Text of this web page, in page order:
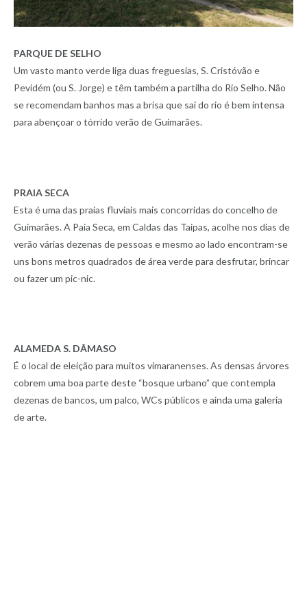
PARQUE DE SELHO
Um vasto manto verde liga duas freguesias, S. Cristóvão e
Pevidém (ou S. Jorge) e têm também a partilha do Rio Selho. Não
se recomendam banhos mas a brisa que sai do rio é bem intensa
para abençoar o tórrido verão de Guimarães.
PRAIA SECA
Esta é uma das praias fluviais mais concorridas do concelho de
Guimarães. A Paia Seca, em Caldas das Taipas, acolhe nos dias de
verão várias dezenas de pessoas e mesmo ao lado encontram-se
uns bons metros quadrados de área verde para desfrutar, brincar
ou fazer um pic-nic.
ALAMEDA S. DÂMASO
É o local de eleição para muitos vimaranenses. As densas árvores
cobrem uma boa parte deste “bosque urbano” que contempla
dezenas de bancos, um palco, WCs públicos e ainda uma galeria
de arte.